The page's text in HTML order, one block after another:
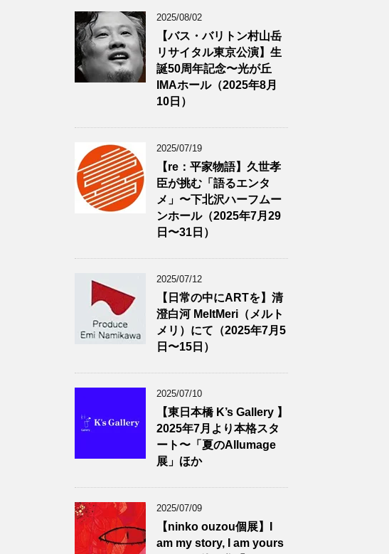
2025/08/02
【バス・バリトン村山岳
リサイタル東京公演】生
誕50周年記念〜光が丘
IMAホール（2025年8月
10日）
2025/07/19
【re：平家物語】久世孝
臣が挑む「語るエンタ
メ」〜下北沢ハーフムー
ンホール（2025年7月29
日〜31日）
2025/07/12
【日常の中にARTを】清
澄白河 MeltMeri（メルト
メリ）にて（2025年7月5
日〜15日）
2025/07/10
【東日本橋 K’s Gallery 】
2025年7月より本格スタ
ート〜「夏のAllumage
展」ほか
2025/07/09
【ninko ouzou個展】I
am my story, I am yours